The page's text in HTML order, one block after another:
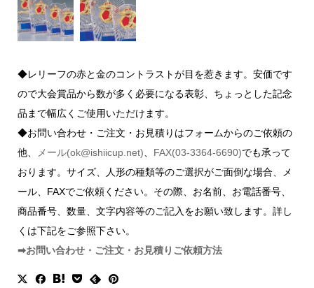
◆レリーフの赤と金のコントラストが目を惹きます。安価です
ので大会賞品から数が多く必要になる表彰、ちょっとした記念
品まで幅広くご使用いただけます。
◆お問い合わせ・ご注文・お見積りはフォームからのご依頼の
他、
メール(ok@ishiicup.net) FAX(03-3364-6690)でも承って
おります。サイズ、人形の種類等のご選択がご面倒な場合、メ
ール、FAXでご依頼ください。その際、お名前、お電話番号、
商品番号、数量、文字内容等のご記入をお願い致します。詳し
くは下記をご参照下さい。
➡お問い合わせ・ご注文・お見積りご依頼方法